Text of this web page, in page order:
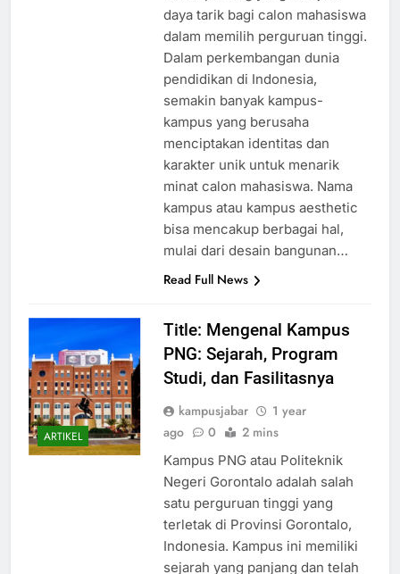
faktor penting yang menjadi
daya tarik bagi calon mahasiswa
dalam memilih perguruan tinggi.
Dalam perkembangan dunia
pendidikan di Indonesia,
semakin banyak kampus-
kampus yang berusaha
menciptakan identitas dan
karakter unik untuk menarik
minat calon mahasiswa. Nama
kampus atau kampus aesthetic
bisa mencakup berbagai hal,
ARTIKEL
Title: Mengenal Kampus
PNG: Sejarah, Program
Studi, dan Fasilitasnya
kampusjabar
1 year
Kampus PNG atau Politeknik
Negeri Gorontalo adalah salah
satu perguruan tinggi yang
terletak di Provinsi Gorontalo,
Indonesia. Kampus ini memiliki